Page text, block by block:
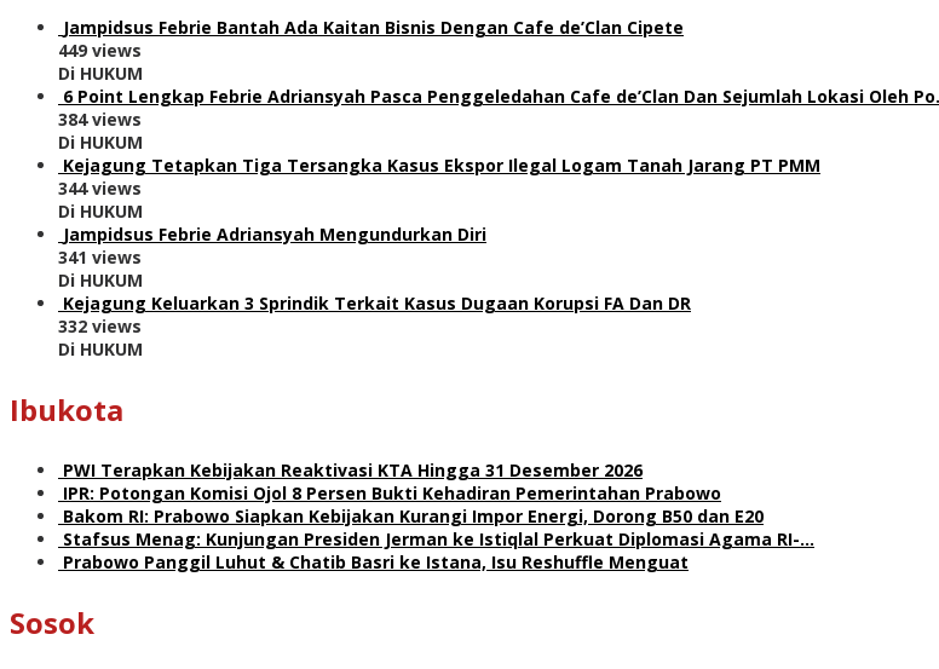
Jampidsus Febrie Bantah Ada Kaitan Bisnis Dengan Cafe de’Clan Cipete
449 views
Di HUKUM
6 Point Lengkap Febrie Adriansyah Pasca Penggeledahan Cafe de’Clan Dan Sejumlah Lokasi Oleh
384 views
Di HUKUM
Kejagung Tetapkan Tiga Tersangka Kasus Ekspor Ilegal Logam Tanah Jarang PT PMM
344 views
Di HUKUM
Jampidsus Febrie Adriansyah Mengundurkan Diri
341 views
Di HUKUM
Kejagung Keluarkan 3 Sprindik Terkait Kasus Dugaan Korupsi FA Dan DR
332 views
Di HUKUM
Ibukota
PWI Terapkan Kebijakan Reaktivasi KTA Hingga 31 Desember 2026
IPR: Potongan Komisi Ojol 8 Persen Bukti Kehadiran Pemerintahan Prabowo
Bakom RI: Prabowo Siapkan Kebijakan Kurangi Impor Energi, Dorong B50 dan E20
Stafsus Menag: Kunjungan Presiden Jerman ke Istiqlal Perkuat Diplomasi Agama RI-…
Prabowo Panggil Luhut & Chatib Basri ke Istana, Isu Reshuffle Menguat
Sosok